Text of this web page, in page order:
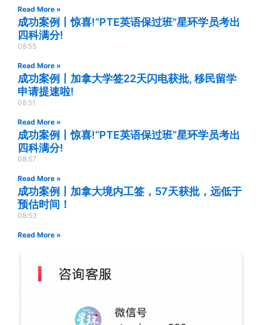
Read More »
成功案例丨惊喜!“PTE英语保过班”星环学员考出
四科满分!
08:55
Read More »
成功案例丨加拿大学签22天闪电获批, 移民留学
申请提速啦!
08:51
Read More »
成功案例丨惊喜!“PTE英语保过班”星环学员考出
四科满分!
08:57
Read More »
成功案例丨加拿大境内工签，57天获批，远低于
预估时间！
08:53
Read More »